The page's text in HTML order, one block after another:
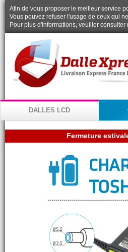
Afin de vous proposer le meilleur service
Vous pouvez refuser l'usage de ceux qui
Pour plus d'informations, veuiller consulter
DALLES LCD